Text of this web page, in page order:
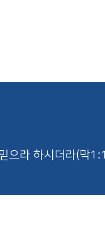
으라 하시더라(막